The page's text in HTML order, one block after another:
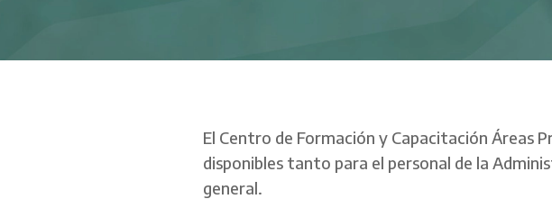
El Centro de Formación y Capacitación Áreas
disponibles tanto para el personal de la
general.